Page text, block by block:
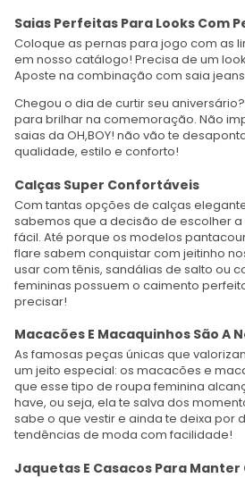
Saias Perfeitas Para Looks Com
Coloque as pernas para jogo com as
em nosso catálogo! Precisa de um
Aposte na combinação com saia
Chegou o dia de curtir seu
para brilhar na comemoração. Não
saias da OH,BOY! não vão te
qualidade, estilo e conforto!
Calças Super Confortáveis
Com tantas opções de calças
sabemos que a decisão de escolher
fácil. Até porque os modelos
flare sabem conquistar com jeitinho
usar com tênis, sandálias de salto ou
femininas possuem o caimento
precisar!
Macacões E Macaquinhos São A
As famosas peças únicas que
um jeito especial: os macacões e
que esse tipo de roupa feminina
have, ou seja, ela te salva dos
sabe o que vestir e ainda te deixa por
tendências de moda com facilidade!
Jaquetas E Casacos Para Manter